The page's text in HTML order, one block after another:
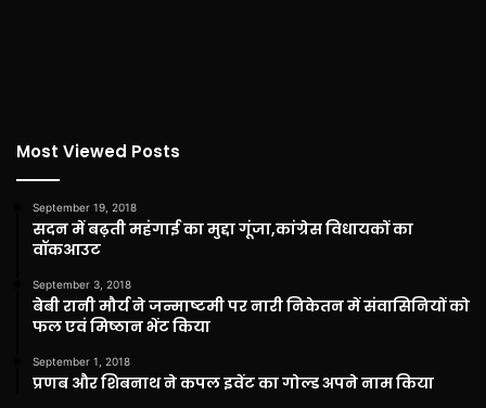
Most Viewed Posts
September 19, 2018
सदन में बढ़ती महंगाई का मुद्दा गूंजा,कांग्रेस विधायकों का
वॉकआउट
September 3, 2018
बेबी रानी मौर्य ने जन्माष्टमी पर नारी निकेतन में संवासिनियों को
फल एवं मिष्ठान भेंट किया
September 1, 2018
प्रणब और शिबनाथ ने कपल इवेंट का गोल्ड अपने नाम किया